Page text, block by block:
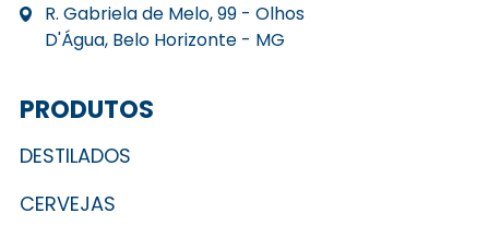
R. Gabriela de Melo, 99 - Olhos
D'Água, Belo Horizonte - MG
PRODUTOS
DESTILADOS
CERVEJAS